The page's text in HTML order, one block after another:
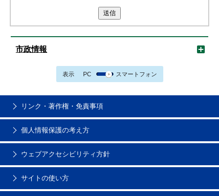
送信
市政情報
表示 PC スマートフォン
リンク・著作権・免責事項
個人情報保護の考え方
ウェブアクセシビリティ方針
サイトの使い方